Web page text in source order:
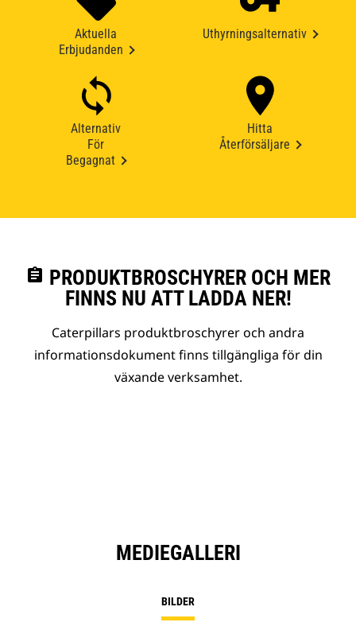
Aktuella
Erbjudanden
Uthyrningsalternativ
Alternativ
För
Begagnat
Hitta
Återförsäljare
assignment PRODUKTBROSCHYRER OCH MER
FINNS NU ATT LADDA NER!
Caterpillars produktbroschyrer och andra
informationsdokument finns tillgängliga för din
växande verksamhet.
MEDIEGALLERI
BILDER